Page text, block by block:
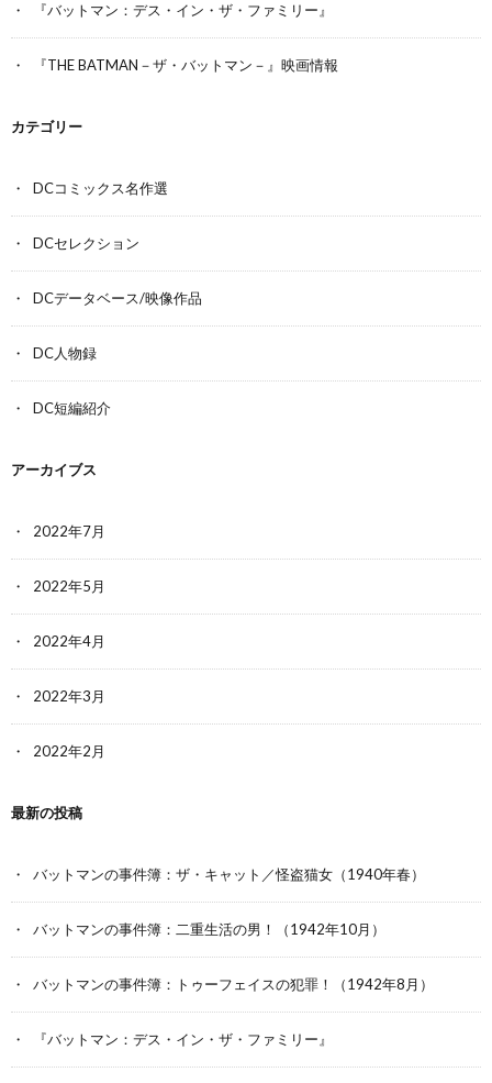
『バットマン：デス・イン・ザ・ファミリー』
『THE BATMAN－ザ・バットマン－』映画情報
カテゴリー
DCコミックス名作選
DCセレクション
DCデータベース/映像作品
DC人物録
DC短編紹介
アーカイブス
2022年7月
2022年5月
2022年4月
2022年3月
2022年2月
最新の投稿
バットマンの事件簿：ザ・キャット／怪盗猫女（1940年春）
バットマンの事件簿：二重生活の男！（1942年10月）
バットマンの事件簿：トゥーフェイスの犯罪！（1942年8月）
『バットマン：デス・イン・ザ・ファミリー』